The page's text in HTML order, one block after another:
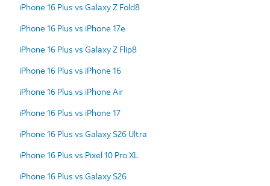
iPhone 16 Plus vs Galaxy Z Fold8
iPhone 16 Plus vs iPhone 17e
iPhone 16 Plus vs Galaxy Z Flip8
iPhone 16 Plus vs iPhone 16
iPhone 16 Plus vs iPhone Air
iPhone 16 Plus vs iPhone 17
iPhone 16 Plus vs Galaxy S26 Ultra
iPhone 16 Plus vs Pixel 10 Pro XL
iPhone 16 Plus vs Galaxy S26